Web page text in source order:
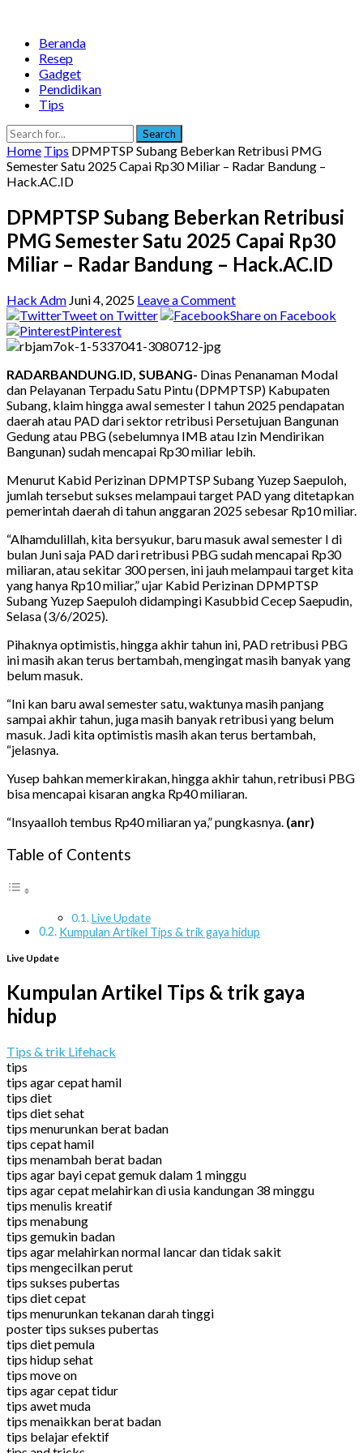
Beranda
Resep
Gadget
Pendidikan
Tips
Search
Home Tips DPMPTSP Subang Beberkan Retribusi PMG
Semester Satu 2025 Capai Rp30 Miliar – Radar Bandung –
Hack.AC.ID
DPMPTSP Subang Beberkan Retribusi
PMG Semester Satu 2025 Capai Rp30
Miliar – Radar Bandung – Hack.AC.ID
Hack Adm Juni 4, 2025 Leave a Comment
Tweet on Twitter
Share on Facebook
Pinterest
RADARBANDUNG.ID, SUBANG- Dinas Penanaman Modal
dan Pelayanan Terpadu Satu Pintu (DPMPTSP) Kabupaten
Subang, klaim hingga awal semester I tahun 2025 pendapatan
daerah atau PAD dari sektor retribusi Persetujuan Bangunan
Gedung atau PBG (sebelumnya IMB atau Izin Mendirikan
Bangunan) sudah mencapai Rp30 miliar lebih.
Menurut Kabid Perizinan DPMPTSP Subang Yuzep Saepuloh,
jumlah tersebut sukses melampaui target PAD yang ditetapkan
pemerintah daerah di tahun anggaran 2025 sebesar Rp10 miliar.
“Alhamdulillah, kita bersyukur, baru masuk awal semester I di
bulan Juni saja PAD dari retribusi PBG sudah mencapai Rp30
miliaran, atau sekitar 300 persen, ini jauh melampaui target kita
yang hanya Rp10 miliar,” ujar Kabid Perizinan DPMPTSP
Subang Yuzep Saepuloh didampingi Kasubbid Cecep Saepudin,
Selasa (3/6/2025).
Pihaknya optimistis, hingga akhir tahun ini, PAD retribusi PBG
ini masih akan terus bertambah, mengingat masih banyak yang
belum masuk.
“Ini kan baru awal semester satu, waktunya masih panjang
sampai akhir tahun, juga masih banyak retribusi yang belum
masuk. Jadi kita optimistis masih akan terus bertambah,
“jelasnya.
Yusep bahkan memerkirakan, hingga akhir tahun, retribusi PBG
bisa mencapai kisaran angka Rp40 miliaran.
“Insyaalloh tembus Rp40 miliaran ya,” pungkasnya. (anr)
Table of Contents
Live Update
Kumpulan Artikel Tips & trik gaya hidup
Live Update
Kumpulan Artikel Tips & trik gaya
hidup
Tips & trik Lifehack
tips
tips agar cepat hamil
tips diet
tips diet sehat
tips menurunkan berat badan
tips cepat hamil
tips menambah berat badan
tips agar bayi cepat gemuk dalam 1 minggu
tips agar cepat melahirkan di usia kandungan 38 minggu
tips menulis kreatif
tips menabung
tips gemukin badan
tips agar melahirkan normal lancar dan tidak sakit
tips mengecilkan perut
tips sukses pubertas
tips diet cepat
tips menurunkan tekanan darah tinggi
poster tips sukses pubertas
tips diet pemula
tips hidup sehat
tips move on
tips agar cepat tidur
tips awet muda
tips menaikkan berat badan
tips belajar efektif